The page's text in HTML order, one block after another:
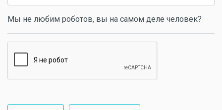
Мы не любим роботов, вы на самом деле человек?